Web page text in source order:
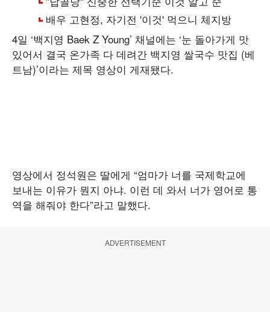
4일 ‘백지영 Baek Z Young’ 채널에는 ‘눈 돌아가게 맛
있어서 결국 온가족 다 데려간 백지영 쌀국수 맛집 (베
트남)’이라는 제목 영상이 게재됐다.
영상에서 정석원은 딸에게 “엄마가 너를 국제학교에
보내는 이유가 뭔지 아냐. 이런 데 와서 너가 영어로 통
역을 해줘야 한다”라고 말했다.
ADVERTISEMENT